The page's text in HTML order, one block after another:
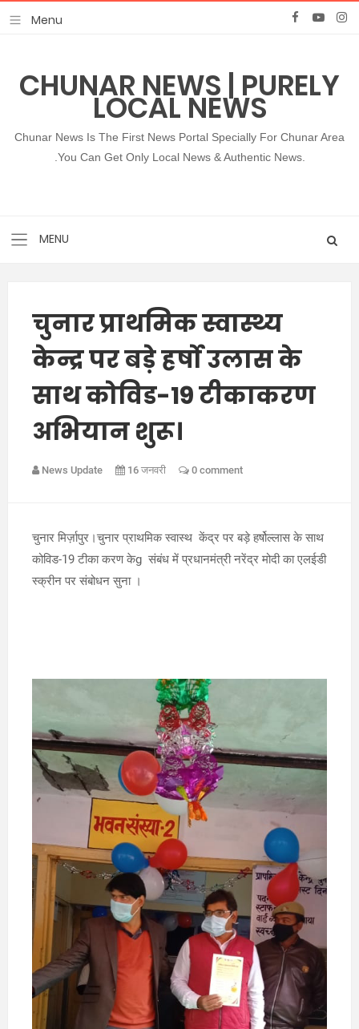
CHUNAR NEWS | PURELY
LOCAL NEWS
Chunar News Is The First News Portal Specially For Chunar Area
.You Can Get Only Local News & Authentic News.
चुनार प्राथमिक स्वास्थ्य
केन्द्र पर बड़े हर्षो उलास के
साथ कोविड-19 टीकाकरण
अभियान शुरू।
News Update 16 जनवरी 0 comment
चुनार मिर्ज़ापुर।चुनार प्राथमिक स्वास्थ केंद्र पर बड़े हर्षोल्लास के साथ
कोविड-19 टीका करण केg संबंध में प्रधानमंत्री नरेंद्र मोदी का एलईडी
स्क्रीन पर संबोधन सुना ।